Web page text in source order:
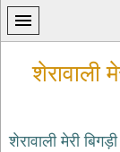
शेरावाली
शेरावाली मेरी